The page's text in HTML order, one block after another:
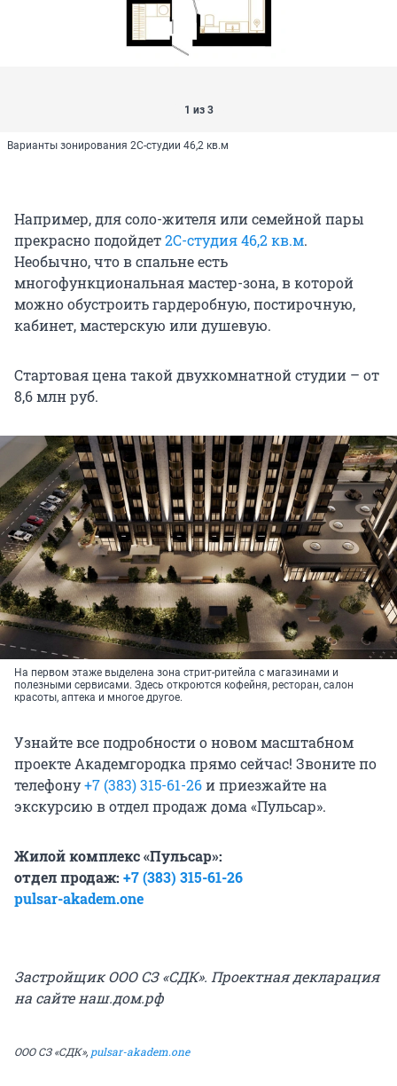
1 из 3
Варианты зонирования 2С-студии 46,2 кв.м
Например, для соло-жителя или семейной пары
прекрасно подойдет2С-студия 46,2 кв.м.
Необычно, что в спальне есть
многофункциональная мастер-зона, в которой
можно обустроить гардеробную, постирочную,
кабинет, мастерскую или душевую.
Стартовая цена такой двухкомнатной студии – от
8,6 млн руб.
На первом этаже выделена зона стрит-ритейла с магазинами и
полезными сервисами. Здесь откроются кофейня, ресторан, салон
красоты, аптека и многое другое.
Узнайте все подробности о новом масштабном
проекте Академгородка прямо сейчас! Звоните по
телефону+7 (383) 315-61-26и приезжайте на
экскурсию в отдел продаж дома «Пульсар».
Жилой комплекс «Пульсар»:
отдел продаж: +7 (383) 315-61-26
pulsar-akadem.one
Застройщик ООО СЗ «СДК». Проектная декларация
на сайте наш.дом.рф
ООО СЗ «СДК», pulsar-akadem.one